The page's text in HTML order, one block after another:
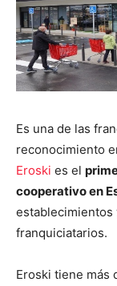
Es una de las
reconocimiento
Eroski es el
cooperativo en
establecimientos
franquiciatarios.
Eroski tiene más